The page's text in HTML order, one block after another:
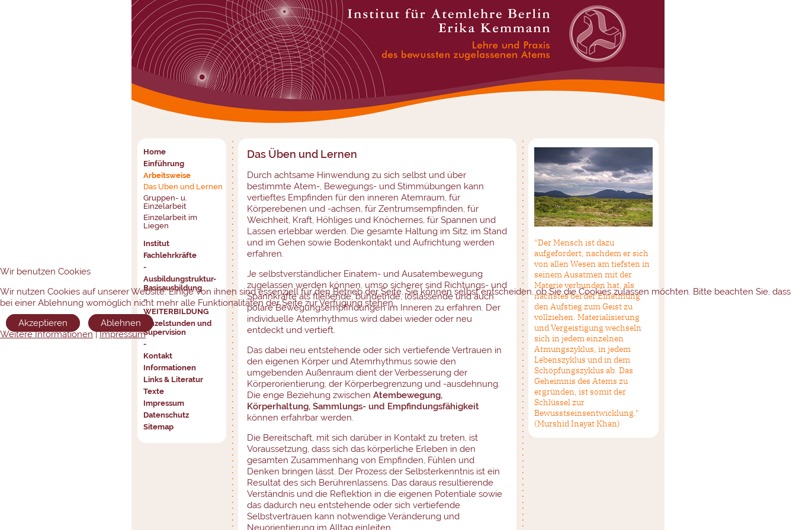
Home
Einführung
Arbeitsweise
Das Üben und Lernen
Gruppen- u.
Einzelarbeit
Einzelarbeit im
Liegen
Institut
Fachlehrkräfte
-
Ausbildungstruktur-
Basisausbildung
-
WEITERBILDUNG
Einzelstunden und
Supervision
-
Kontakt
Informationen
Links & Literatur
Texte
Impressum
Datenschutz
Sitemap
Das Üben und Lernen
Durch achtsame Hinwendung zu sich selbst und über
bestimmte Atem-, Bewegungs- und Stimmübungen kann
vertieftes Empfinden für den inneren Atemraum, für
Körperebenen und -achsen, für Zentrumsempfinden, für
Weichheit, Kraft, Höhliges und Knöchernes, für Spannen und
Lassen erlebbar werden. Die gesamte Haltung im Sitz, im Stand
und im Gehen sowie Bodenkontakt und Aufrichtung werden
erfahren.
Je selbstverständlicher Einatem- und Ausatembewegung
zugelassen werden können, umso sicherer sind Richtungs- und
Spannkräfte als fließende, bündelnde, loslassende und auch
polare Bewegungsempfindungen im Inneren zu erfahren. Der
individuelle Atemrhythmus wird dabei wieder oder neu
entdeckt und vertieft.
Das dabei neu entstehende oder sich vertiefende Vertrauen in
den eigenen Körper und Atemrhythmus sowie den
umgebenden Außenraum dient der Verbesserung der
Körperorientierung, der Körperbegrenzung und -ausdehnung.
Die enge Beziehung zwischen Atembewegung,
Körperhaltung, Sammlungs- und Empfindungsfähigkeit
können erfahrbar werden.
Die Bereitschaft, mit sich darüber in Kontakt zu treten, ist
Voraussetzung, dass sich das körperliche Erleben in den
gesamten Zusammenhang von Empfinden, Fühlen und
Denken bringen lässt. Der Prozess der Selbsterkenntnis ist ein
Resultat des sich Berührenlassens. Das daraus resultierende
Verständnis und die Reflektion in die eigenen Potentiale sowie
das dadurch neu entstehende oder sich vertiefende
Selbstvertrauen kann notwendige Veränderung und
Neuorientierung im Alltag einleiten.
"Der Mensch ist dazu
aufgefordert, nachdem er sich
von allen Wesen am tiefsten in
seinem Ausatmen mit der
Materie verbunden hat, als
nächstes bei der Einatmung
den Aufstieg zum Geist zu
vollziehen. Materialisierung
und Vergeistigung wechseln
sich in jedem einzelnen
Atmungszyklus, in jedem
Lebenszyklus und in dem
Schöpfungszyklus ab. Das
Geheimnis des Atems zu
ergründen, ist somit der
Schlüssel zur
Bewusstseinsentwicklung."
(Murshid Inayat Khan)
Wir benutzen Cookies
Wir nutzen Cookies auf unserer Website. Einige von ihnen sind essenziell für den Betrieb der Seite. Sie können selbst entscheiden, ob Sie die Cookies zulassen möchten. Bitte beachten Sie, dass
bei einer Ablehnung womöglich nicht mehr alle Funktionalitäten der Seite zur Verfügung stehen.
Akzeptieren
Ablehnen
Weitere Informationen|Impressum